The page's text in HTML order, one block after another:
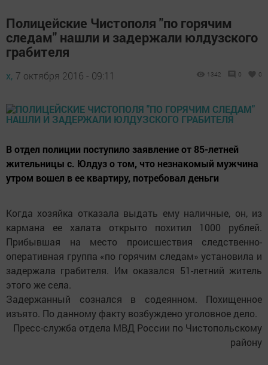
Полицейские Чистополя "по горячим
следам" нашли и задержали юлдузского
грабителя
х, 7 октября 2016 - 09:11 1342 0 0
В отдел полиции поступило заявление от 85-летней
жительницы с. Юлдуз о том, что незнакомый мужчина
утром вошел в ее квартиру, потребовал деньги
Когда хозяйка отказала выдать ему наличные, он, из
кармана ее халата открыто похитил 1000 рублей.
Прибывшая на место происшествия следственно-
оперативная группа «по горячим следам» установила и
задержала грабителя. Им оказался 51-летний житель
этого же села.
Задержанный сознался в содеянном. Похищенное
изъято. По данному факту возбуждено уголовное дело.
Пресс-служба отдела МВД России по Чистопольскому
району